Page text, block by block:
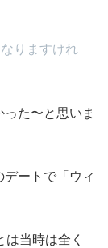
りますけれ
た〜と思いま
ートで「ウィ
当時は全く